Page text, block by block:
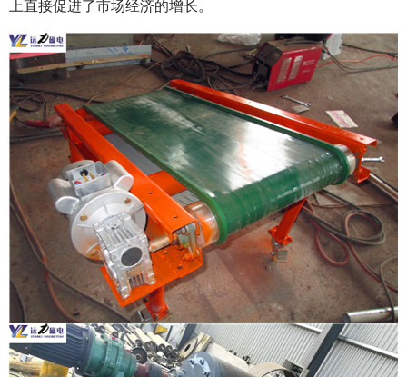
上直接促进了市场经济的增长。